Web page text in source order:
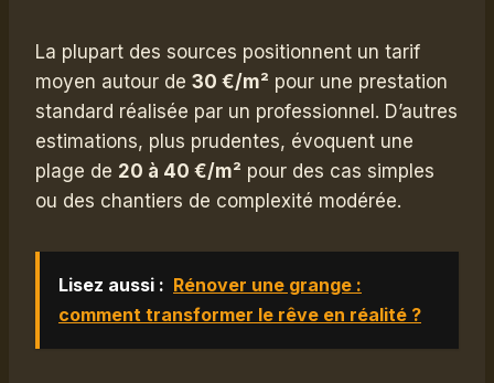
La plupart des sources positionnent un tarif
moyen autour de 30 €/m² pour une prestation
standard réalisée par un professionnel. D’autres
estimations, plus prudentes, évoquent une
plage de 20 à 40 €/m² pour des cas simples
ou des chantiers de complexité modérée.
Lisez aussi : Rénover une grange :
comment transformer le rêve en réalité ?